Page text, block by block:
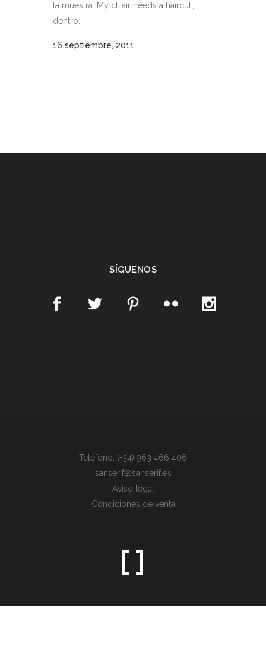
la muestra 'My cHair needs a haircut',
dentro...
16 septiembre, 2011
SÍGUENOS
Teléfono: (+34) 963 466 406
sanserif@sanserif.es
Aviso legal
Condiciones de venta